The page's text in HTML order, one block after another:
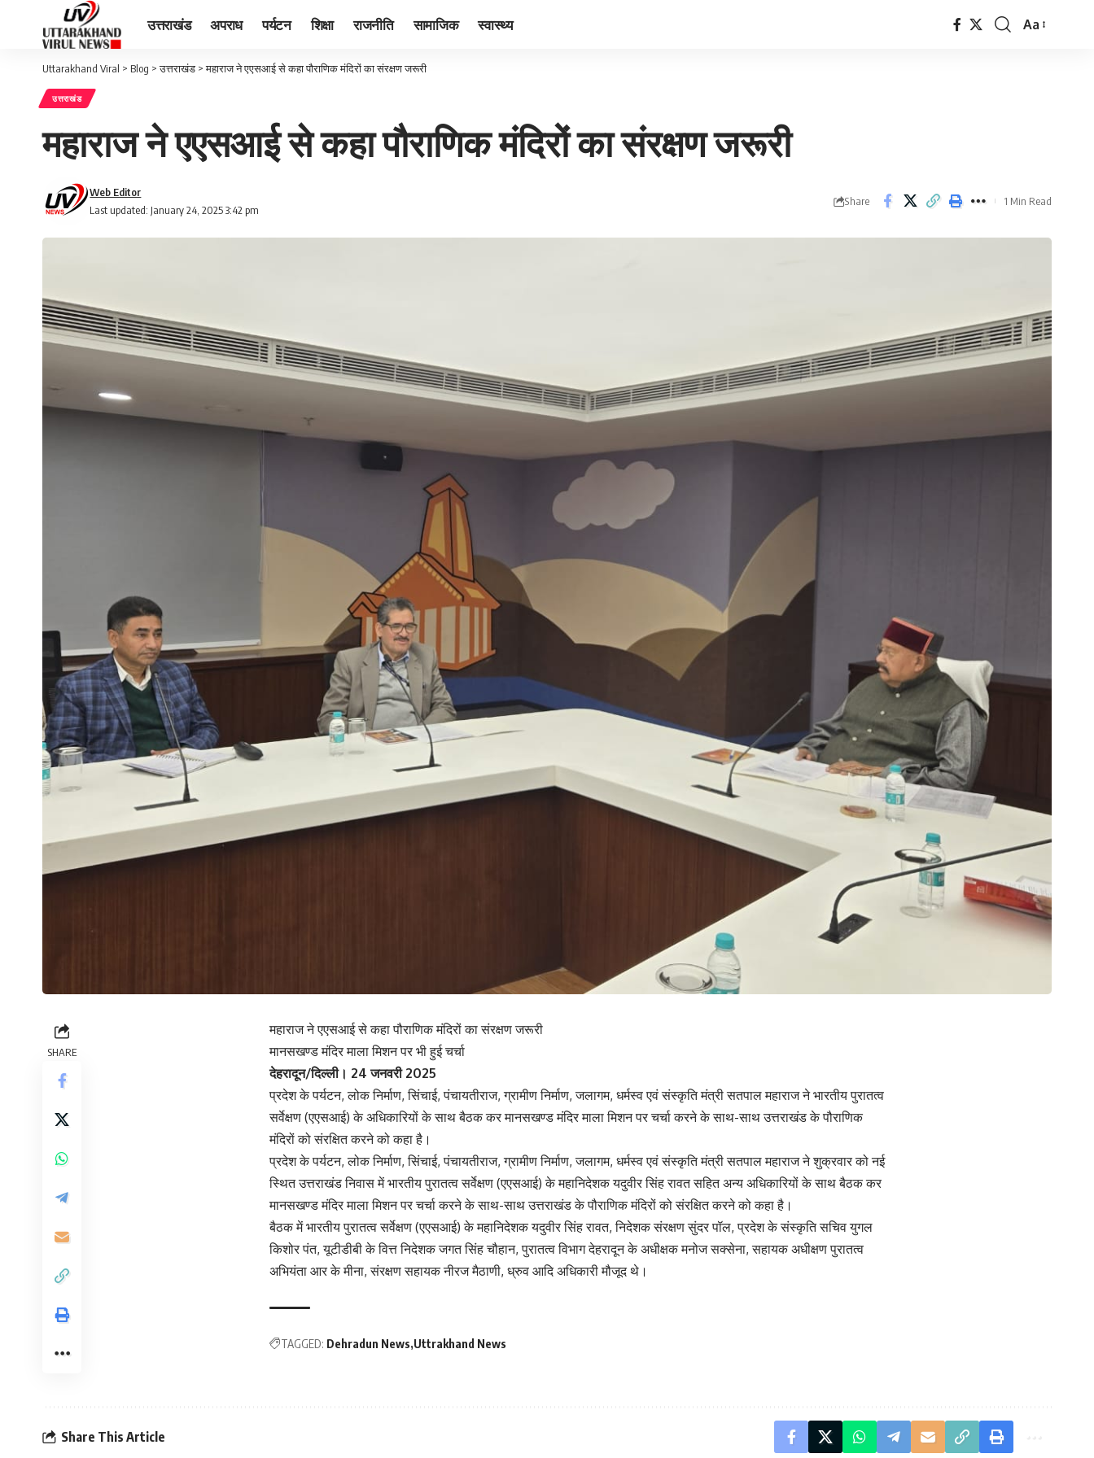
उत्तराखंड अपराध पर्यटन शिक्षा राजनीति सामाजिक स्वास्थ्य
Font
Aa
Uttarakhand Viral > Blog >उत्तराखंड >महाराज ने एएसआई से कहा पौराणिक मंदिरों का संरक्षण जरूरी
उत्तराखंड
महाराज ने एएसआई से कहा पौराणिक मंदिरों का संरक्षण जरूरी
Last updated: January 24, 2025 3:42 pm
Web Editor
Share 1 Min Read
SHARE
महाराज ने एएसआई से कहा पौराणिक मंदिरों का संरक्षण जरूरी
मानसखण्ड मंदिर माला मिशन पर भी हुई चर्चा
देहरादून/दिल्ली। 24 जनवरी 2025
प्रदेश के पर्यटन, लोक निर्माण, सिंचाई, पंचायतीराज, ग्रामीण निर्माण, जलागम, धर्मस्व एवं संस्कृति मंत्री सतपाल महाराज ने भारतीय पुरातत्व
सर्वेक्षण (एएसआई) के अधिकारियों के साथ बैठक कर मानसखण्ड मंदिर माला मिशन पर चर्चा करने के साथ-साथ उत्तराखंड के पौराणिक
मंदिरों को संरक्षित करने को कहा है।
प्रदेश के पर्यटन, लोक निर्माण, सिंचाई, पंचायतीराज, ग्रामीण निर्माण, जलागम, धर्मस्व एवं संस्कृति मंत्री सतपाल महाराज ने शुक्रवार को नई
स्थित उत्तराखंड निवास में भारतीय पुरातत्व सर्वेक्षण (एएसआई) के महानिदेशक यदुवीर सिंह रावत सहित अन्य अधिकारियों के साथ बैठक कर
मानसखण्ड मंदिर माला मिशन पर चर्चा करने के साथ-साथ उत्तराखंड के पौराणिक मंदिरों को संरक्षित करने को कहा है।
बैठक में भारतीय पुरातत्व सर्वेक्षण (एएसआई) के महानिदेशक यदुवीर सिंह रावत, निदेशक संरक्षण सुंदर पॉल, प्रदेश के संस्कृति सचिव युगल
किशोर पंत, यूटीडीबी के वित्त निदेशक जगत सिंह चौहान, पुरातत्व विभाग देहरादून के अधीक्षक मनोज सक्सेना, सहायक अधीक्षण पुरातत्व
अभियंता आर के मीना, संरक्षण सहायक नीरज मैठाणी, ध्रुव आदि अधिकारी मौजूद थे।
TAGGED: Dehradun News Uttrakhand News
Share This Article